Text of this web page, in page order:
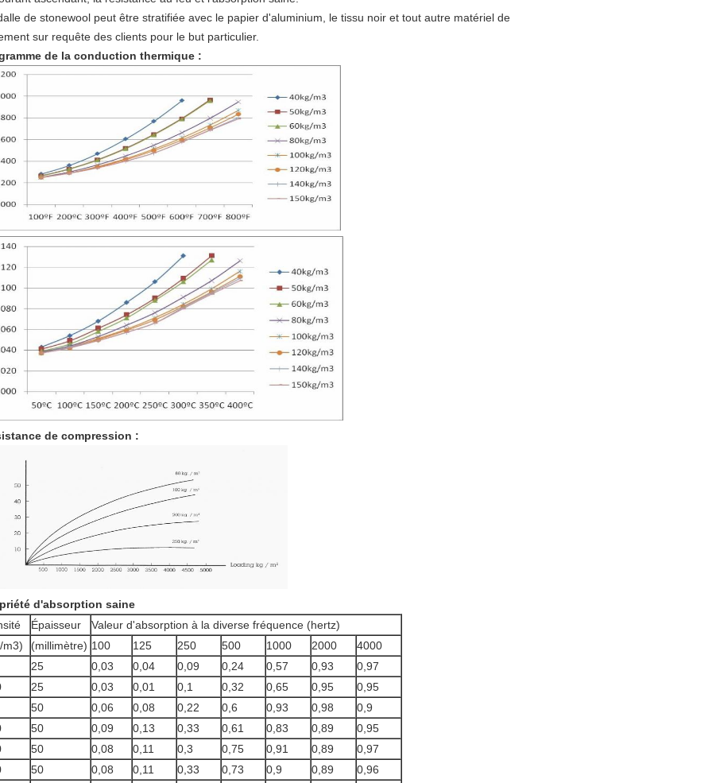
de stonewool peut être stratifiée avec le papier d'aluminium, le tissu noir et tout autre matériel de
sur requête des clients pour le but particulier.
de la conduction thermique :
de compression :
d'absorption saine
Épaisseur
Valeur d'absorption à la diverse fréquence (hertz)
m3)
(millimètre) 100 125 250 500 1000 2000
4000
25
0,03 0,04 0,09 0,24 0,57 0,93
0,97
25 0,03 0,01 0,1 0,32 0,65 0,95
0,95
50
0,06 0,08 0,22 0,6 0,93 0,98
0,9
50 0,09 0,13 0,33 0,61 0,83 0,89
0,95
50 0,08 0,11 0,3 0,75 0,91 0,89
0,97
50 0,08 0,11 0,33 0,73 0,9 0,89
0,96